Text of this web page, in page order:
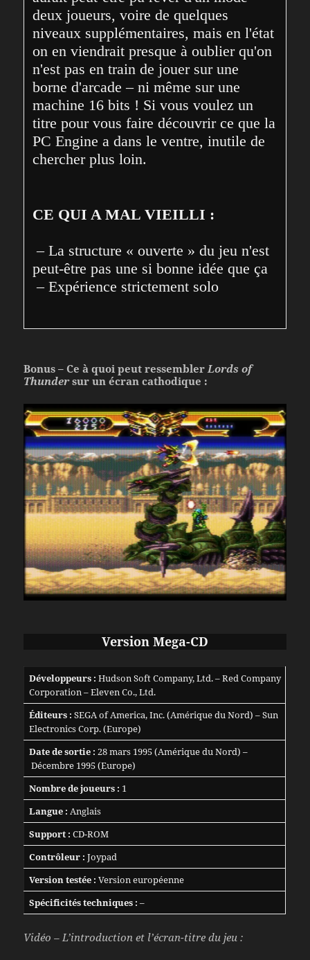
deux joueurs, voire de quelques
niveaux supplémentaires, mais en l'état
on en viendrait presque à oublier qu'on
n'est pas en train de jouer sur une
borne d'arcade – ni même sur une
machine 16 bits ! Si vous voulez un
titre pour vous faire découvrir ce que la
PC Engine a dans le ventre, inutile de
chercher plus loin.
CE QUI A MAL VIEILLI :
– La structure « ouverte » du jeu n'est
peut-être pas une si bonne idée que ça
– Expérience strictement solo
Bonus – Ce à quoi peut ressembler Lords of
Thundersur un écran cathodique :
Version Mega-CD
Développeurs : Hudson Soft Company, Ltd. – Red Company
Corporation – Eleven Co., Ltd.
Éditeurs : SEGA of America, Inc. (Amérique du Nord) – Sun
Electronics Corp. (Europe)
Date de sortie : 28 mars 1995 (Amérique du Nord) –
Décembre 1995 (Europe)
Nombre de joueurs : 1
Langue : Anglais
Support : CD-ROM
Contrôleur : Joypad
Version testée : Version européenne
Spécificités techniques : –
Vidéo – L’introduction et l’écran-titre du jeu :